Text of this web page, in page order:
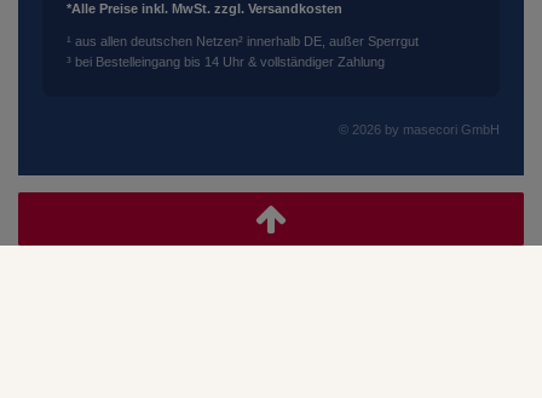
*Alle Preise inkl. MwSt. zzgl. Versandkosten
¹ aus allen deutschen Netzen² innerhalb DE, außer Sperrgut
³ bei Bestelleingang bis 14 Uhr & vollständiger Zahlung
© 2026 by masecori GmbH